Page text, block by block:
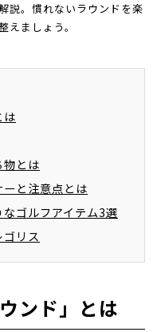
説。慣れないラウンドを楽
えましょう。
は
物とは
と注意点とは
ゴルフアイテム3選
リス
ンド」とは